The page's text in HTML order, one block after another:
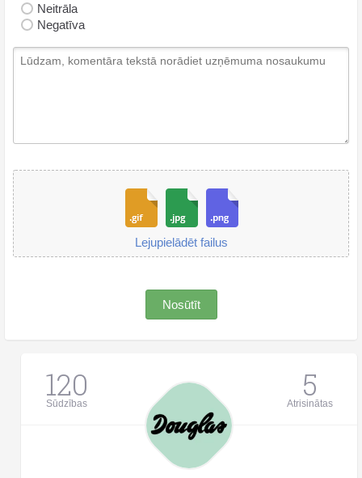
Neitrāla
Negatīva
Lejupielādēt failus
Nosūtīt
120
Sūdzības 5
Atrisinātas